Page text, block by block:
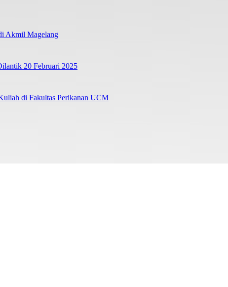
Akmil Magelang
20 Februari 2025
di Fakultas Perikanan UCM